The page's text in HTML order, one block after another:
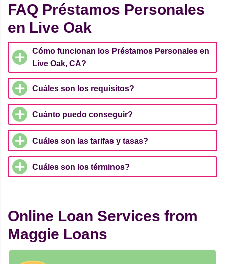
FAQ Préstamos Personales
en Live Oak
Cómo funcionan los Préstamos Personales en
Live Oak, CA?
Cuáles son los requisitos?
Cuánto puedo conseguir?
Cuáles son las tarifas y tasas?
Cuáles son los términos?
Online Loan Services from
Maggie Loans